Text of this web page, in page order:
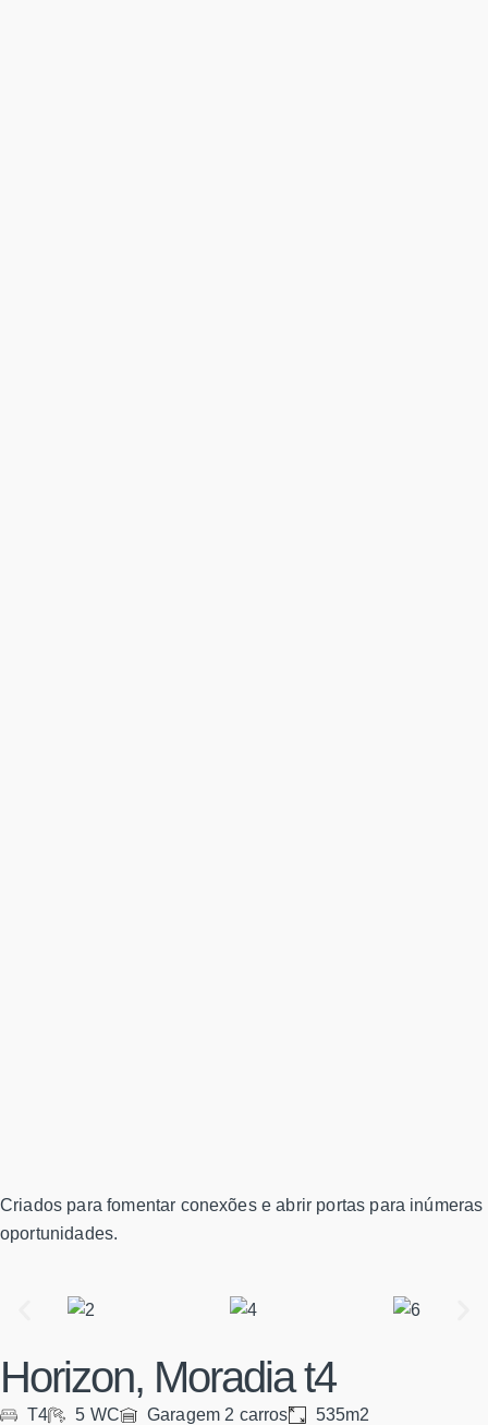
Criados para fomentar conexões e abrir portas para inúmeras
oportunidades.
Horizon, Moradia t4
T4 5 WC Garagem 2 carros 535m2